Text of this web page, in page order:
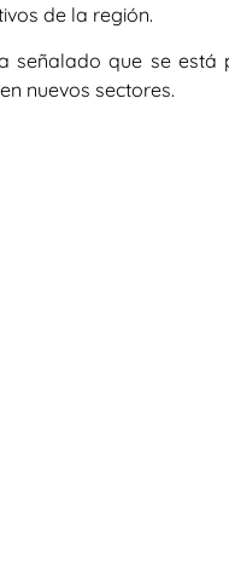
de la región.
señalado que se
nuevos sectores.